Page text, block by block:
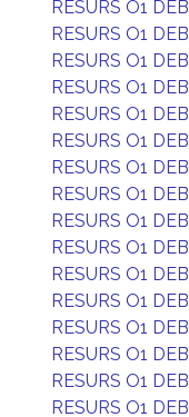
RESURS O1 DEB
RESURS O1 DEB
RESURS O1 DEB
RESURS O1 DEB
RESURS O1 DEB
RESURS O1 DEB
RESURS O1 DEB
RESURS O1 DEB
RESURS O1 DEB
RESURS O1 DEB
RESURS O1 DEB
RESURS O1 DEB
RESURS O1 DEB
RESURS O1 DEB
RESURS O1 DEB
RESURS O1 DEB